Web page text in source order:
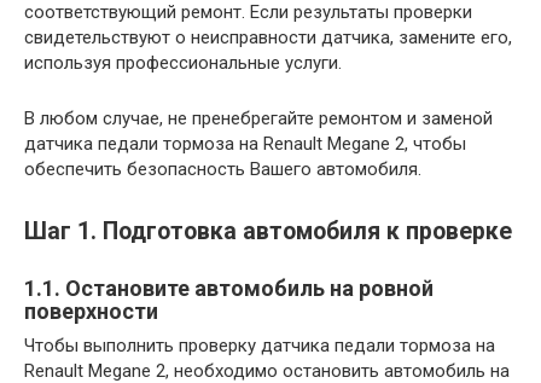
соответствующий ремонт. Если результаты проверки
свидетельствуют о неисправности датчика, замените его,
используя профессиональные услуги.
В любом случае, не пренебрегайте ремонтом и заменой
датчика педали тормоза на Renault Megane 2, чтобы
обеспечить безопасность Вашего автомобиля.
Шаг 1. Подготовка автомобиля к проверке
1.1. Остановите автомобиль на ровной
поверхности
Чтобы выполнить проверку датчика педали тормоза на
Renault Megane 2, необходимо остановить автомобиль на